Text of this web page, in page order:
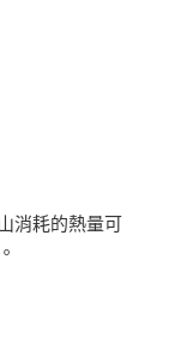
消耗的熱量可